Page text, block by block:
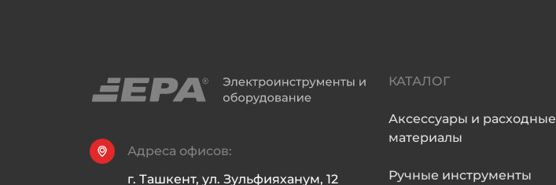
Адреса офисов:
г. Ташкент, ул. Зульфияханум, 12
КАТАЛОГ
Аксессуары и расходные
материалы
Ручные инструменты